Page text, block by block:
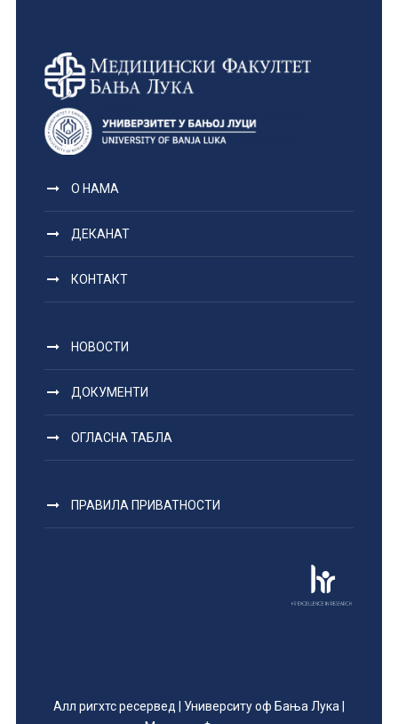
О НАМА
ДЕКАНАТ
КОНТАКТ
НОВОСТИ
ДОКУМЕНТИ
ОГЛАСНА ТАБЛА
ПРАВИЛА ПРИВАТНОСТИ
Алл ригхтс ресервед | Университy оф Бања Лука |